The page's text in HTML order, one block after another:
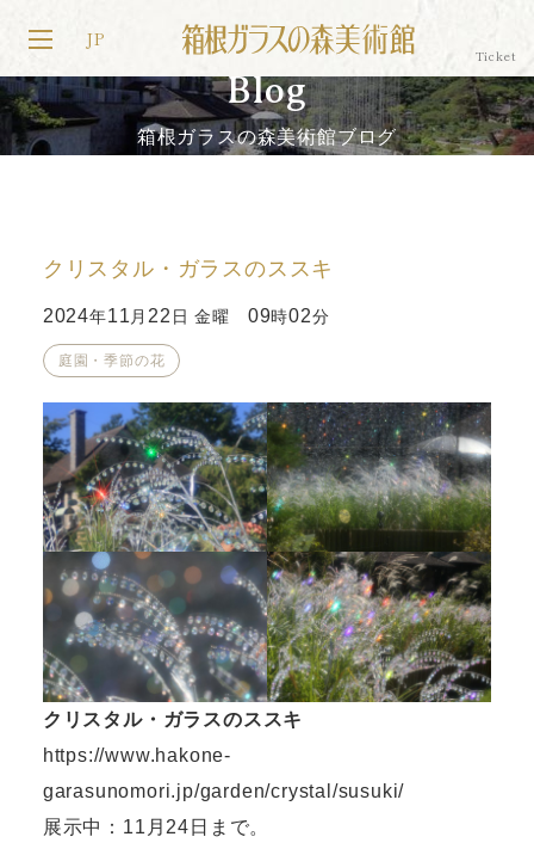
JP
Blog
箱根ガラスの森美術館ブログ
クリスタル・ガラスのススキ
2024年11 月 22 日 金曜 09時02分
庭園・季節の花
クリスタル・ガラスのススキ
https://www.hakone-
garasunomori.jp/garden/crystal/susuki/
展示中：11月24日まで。